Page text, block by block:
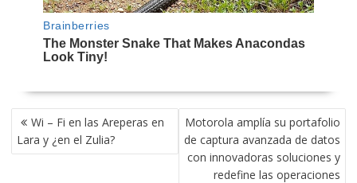
NAVEGACIÓN
DE
ENTRADAS
Wi – Fi en las Areperas en
Lara y ¿en el Zulia?
Motorola amplía su portafolio
de captura avanzada de datos
con innovadoras soluciones y
redefine las operaciones